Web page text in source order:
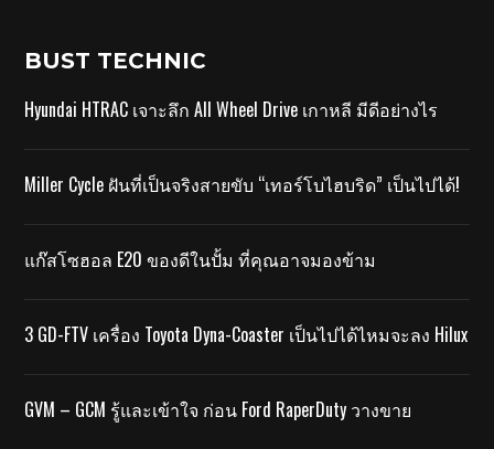
BUST TECHNIC
Hyundai HTRAC เจาะลึก All Wheel Drive เกาหลี มีดีอย่างไร
Miller Cycle ฝันที่เป็นจริงสายขับ “เทอร์โบไฮบริด” เป็นไปได้!
แก๊สโซฮอล E20 ของดีในปั้ม ที่คุณอาจมองข้าม
3 GD-FTV เครื่อง Toyota Dyna-Coaster เป็นไปได้ไหมจะลง Hilux
GVM – GCM รู้และเข้าใจ ก่อน Ford RaperDuty วางขาย